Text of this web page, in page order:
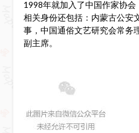
1998年就加入了中国作家协会
相关身份还包括：内蒙古公安
事，中国通俗文艺研究会常务
副主席。